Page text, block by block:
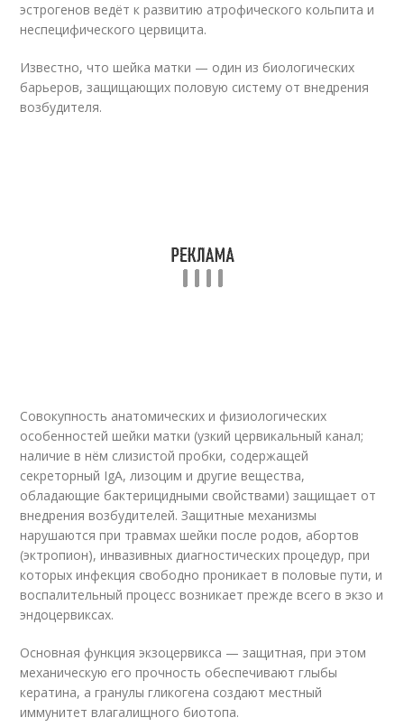
эстрогенов ведёт к развитию атрофического кольпита и
неспецифического цервицита.
Известно, что шейка матки — один из биологических
барьеров, защищающих половую систему от внедрения
возбудителя.
Совокупность анатомических и физиологических
особенностей шейки матки (узкий цервикальный канал;
наличие в нём слизистой пробки, содержащей
секреторный IgA, лизоцим и другие вещества,
обладающие бактерицидными свойствами) защищает от
внедрения возбудителей. Защитные механизмы
нарушаются при травмах шейки после родов, абортов
(эктропион), инвазивных диагностических процедур, при
которых инфекция свободно проникает в половые пути, и
воспалительный процесс возникает прежде всего в экзо и
эндоцервиксах.
Основная функция экзоцервикса — защитная, при этом
механическую его прочность обеспечивают глыбы
кератина, а гранулы гликогена создают местный
иммунитет влагалищного биотопа.